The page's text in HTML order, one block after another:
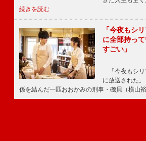
続きを読む
「今夜もシ
に全部持っ
すごい」
「今夜もシリ
に放送された
係を結んだ一匹おおかみの刑事・磯貝（横山